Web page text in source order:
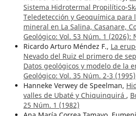
Sistema Hidrotermal Propilítico-
Teledetección y Geoquímica para
mineral en La Salina, Casanare,
Geológico: Vol. 53 Núm. 1 (2026):
Ricardo Arturo Méndez F., La
Nevado del Ruiz el primero de
Datos geológicos y modelo de la
Geológico: Vol. 35 Núm. 2-3 (1995)
Hanneke Verwey de Speelman,
valles de Ubaté y Chiquinquirá ,
25 Núm. 1 (1982)